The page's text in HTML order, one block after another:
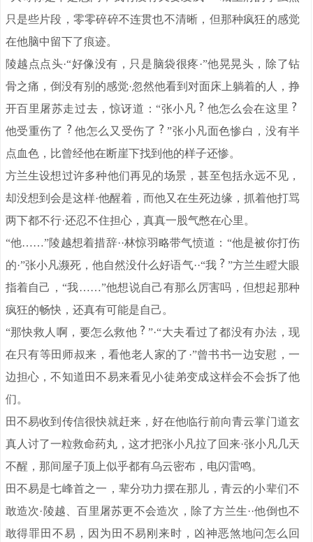
只是些片段，零零碎碎不连贯也不清晰，但那种疯狂的感觉
在他脑中留下了痕迹。
陵越点点头·“好像没有，只是脑袋很疼·”他晃晃头，除了钻
骨之痛，倒没有别的感觉·忽然他看到对面床上躺着的人，挣
开百里屠苏走过去，惊讶道：“张小凡
他怎么会在这里
他受重伤了
他怎么又受伤了
”张小凡面色惨白，没有半
点血色，比曾经他在断崖下找到他的样子还惨。
方兰生设想过许多种他们再见的场景，甚至包括永远不见，
却没想到会是这样·他醒着，而他又在生死边缘，抓着他打骂
两下都不行·还忍不住担心，真真一股气憋在心里。
“他……”陵越想着措辞··林惊羽略带气愤道：“他是被你打伤
的·”张小凡濒死，他自然没什么好语气··“我
”方兰生瞪大眼
指着自己，“我……”他想说自己有那么厉害吗，但想起那种
疯狂的畅快，还真有可能是自己。
“那快救人啊，要怎么救他
”·“大夫看过了都没有办法，现
在只有等田师叔来，看他老人家的了·”曾书书一边安慰，一
边担心，不知道田不易来看见小徒弟变成这样会不会拆了他
们。
田不易收到传信很快就赶来，好在他临行前向青云掌门道玄
真人讨了一粒救命药丸，这才把张小凡拉了回来·张小凡几天
不醒，那间屋子顶上似乎都有乌云密布，电闪雷鸣。
田不易是七峰首之一，辈分功力摆在那儿，青云的小辈们不
敢造次·陵越、百里屠苏更不会造次，除了方兰生··他倒也不
敢得罪田不易，因为田不易刚来时，凶神恶煞地问怎么回